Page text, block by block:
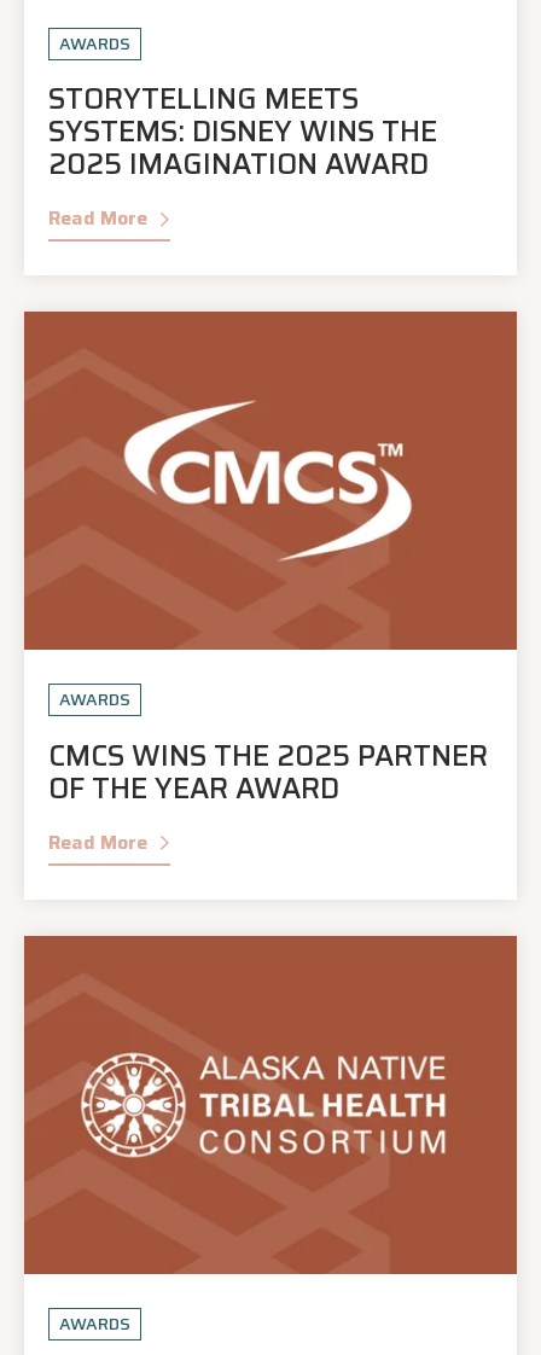
AWARDS
STORYTELLING MEETS
SYSTEMS: DISNEY WINS THE
2025 IMAGINATION AWARD
Read More
AWARDS
CMCS WINS THE 2025 PARTNER
OF THE YEAR AWARD
Read More
AWARDS